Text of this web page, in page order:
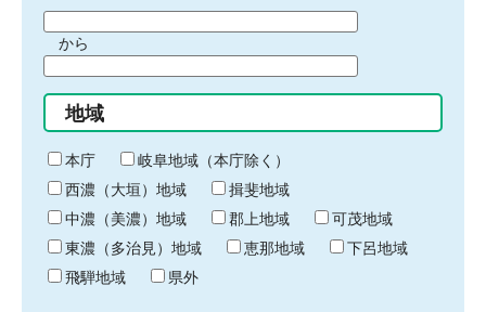
間
始
り
から
間
終
わ
り
地域
本庁
岐阜地域（本庁除く）
西濃（大垣）地域
揖斐地域
中濃（美濃）地域
郡上地域
可茂地域
東濃（多治見）地域
恵那地域
下呂地域
飛騨地域
県外